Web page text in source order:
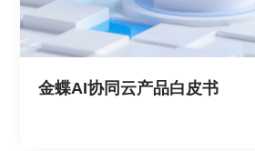
金蝶AI协同云产品白皮书